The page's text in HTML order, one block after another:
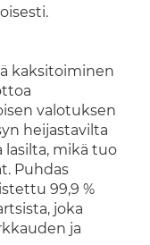
kaksitoiminen
valotuksen
heijastavilta
mikä tuo
Puhdas
99,9 %
joka
ja